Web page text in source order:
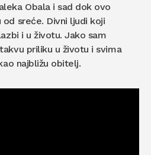
Obala i sad dok ovo
sreće. Divni ljudi koji
i u životu. Jako sam
priliku u životu i svima
najbližu obitelj.